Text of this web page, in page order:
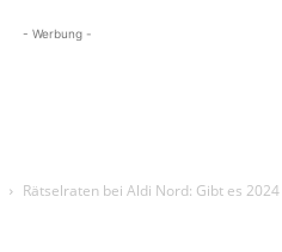
- Werbung -
Rätselraten bei Aldi Nord: Gibt es